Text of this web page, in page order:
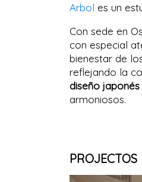
Arbol es un
Con sede en
con especial
bienestar de
reflejando la
diseño japonés
armoniosos.
PROJECTOS